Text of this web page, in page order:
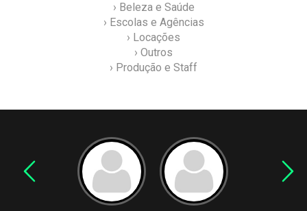
› Beleza e Saúde
› Escolas e Agências
› Locações
› Outros
› Produção e Staff